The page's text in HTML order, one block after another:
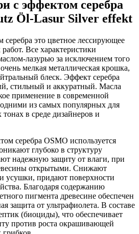
с эффектом серебра
Öl-Lasur Silver effekt
серебра это цветное лессирующее
Все характеристики
лазурью за исключением того
мелкая металлическая крошка,
блеск. Эффект серебра
стильный и аккуратный. Масла
применение в современной
из самых популярных для
в среде дизайнеров и
серебра OSMO используется
глубоко в структуру
надежную защиту от влаги, при
открытыми. Снижают
и усушки, придают поверхности
Благодаря содержанию
пигмента древесине обеспечен
защита от ультрафиолета. В составе
(биоциды), что обеспечивает
против роста окрашивающей